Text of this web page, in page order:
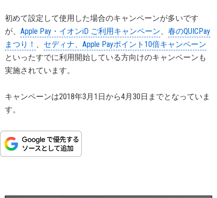
初めて設定して使用した場合のキャンペーンが多いです
が、 Apple Pay・イオンiD ご利用キャンペーン、 春のQUICPay
まつり！ 、 セディナ、Apple Payポイント10倍キャンペーン
といったすでに利用開始している方向けのキャンペーンも
実施されています。
キャンペーンは2018年3月1日から4月30日までとなっていま
す。